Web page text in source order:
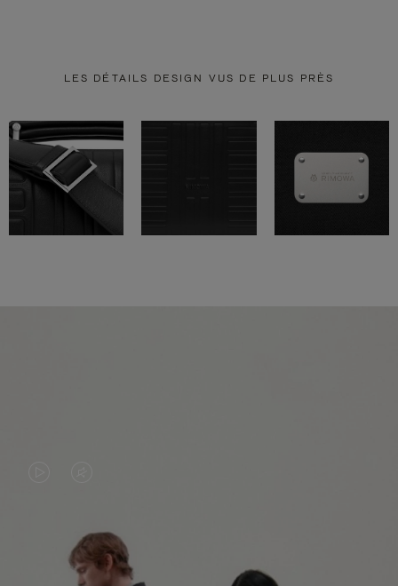
LES DÉTAILS DESIGN VUS DE PLUS PRÈS
N'EST
DE